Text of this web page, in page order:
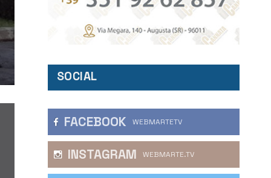
SOCIAL
FACEBOOK WEBMARTETV
INSTAGRAM WEBMARTE.TV